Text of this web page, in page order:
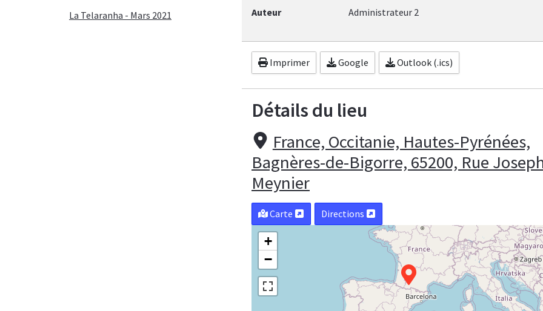
La Telaranha - Mars 2021 Auteur Administrateur 2
Imprimer Google Outlook (.ics)
Détails du lieu
France, Occitanie, Hautes-Pyrénées,
Bagnères-de-Bigorre, 65200, Rue
Meynier
Carte Directions
+
−